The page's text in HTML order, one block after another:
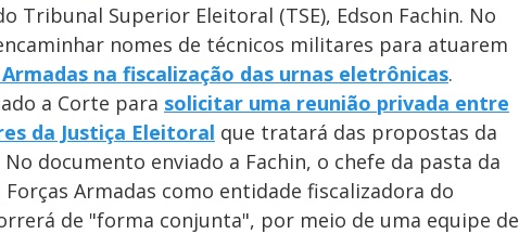
Tribunal Superior Eleitoral (TSE), Edson Fachin. No
nomes de técnicos militares para atuarem
na fiscalização das urnas eletrônicas.
a Corte para solicitar uma reunião privada entre
da Justiça Eleitoral que tratará das propostas da
documento enviado a Fachin, o chefe da pasta da
Armadas como entidade fiscalizadora do
de "forma conjunta", por meio de uma equipe de